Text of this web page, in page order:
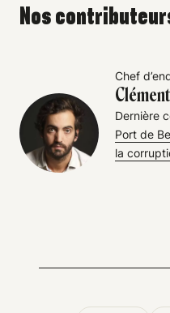
Nos
Chef
Dernière
Port de
la